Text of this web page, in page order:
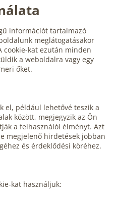
információt tartalmazó
meglátogatásakor
cookie-kat ezután minden
a weboldalra vagy egy
őket.
el, például lehetővé teszik a
között, megjegyzik az Ön
a felhasználói élményt. Azt
megjelenő hirdetések jobban
és érdeklődési köréhez.
kat használjuk: